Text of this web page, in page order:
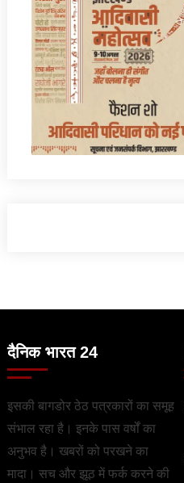
दैनिक भारत 24
इसकी बागडोर ठेठ पत्रकारों का समूह
संभाल रहा है। इनके पास वर्षों का
अनुभव है। खबरों को परखने का
मादा। सच और झूठ में फर्क करने की